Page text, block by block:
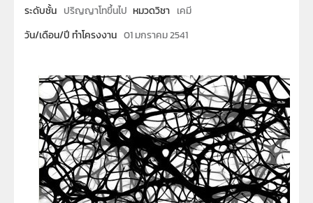
ระดับชั้น ปริญญาโทขึ้นไป หมวดวิชา เคมี
วัน/เดือน/ปี ทำโครงงาน 01 มกราคม 2541